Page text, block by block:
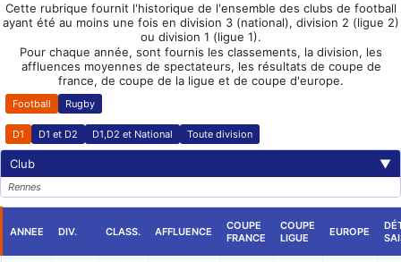
Cette rubrique fournit l'historique de l'ensemble des clubs de football
ayant été au moins une fois en division 3 (national), division 2 (ligue 2)
ou division 1 (ligue 1).
Pour chaque année, sont fournis les classements, la division, les
affluences moyennes de spectateurs, les résultats de coupe de
france, de coupe de la ligue et de coupe d'europe.
Football Rugby
D1 D1 et D2 D1,D2 et National Toute division
Club ▼
Rennes
ANNEE DIV. CLASS. AFFLUENCE
COUPE
FRANCE
COUPE
LIGUE
EUROPE